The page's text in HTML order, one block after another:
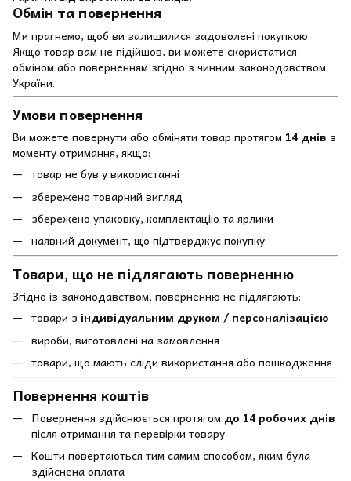
Обмін та повернення
Ми прагнемо, щоб ви залишилися задоволені покупкою.
Якщо товар вам не підійшов, ви можете скористатися
обміном або поверненням згідно з чинним законодавством
України.
Умови повернення
Ви можете повернути або обміняти товар протягом 14 днів з
моменту отримання, якщо:
товар не був у використанні
збережено товарний вигляд
збережено упаковку, комплектацію та ярлики
наявний документ, що підтверджує покупку
Товари, що не підлягають поверненню
Згідно із законодавством, поверненню не підлягають:
товари з індивідуальним друком / персоналізацією
вироби, виготовлені на замовлення
товари, що мають сліди використання або пошкодження
Повернення коштів
Повернення здійснюється протягом до 14 робочих днів
після отримання та перевірки товару
Кошти повертаються тим самим способом, яким була
здійснена оплата